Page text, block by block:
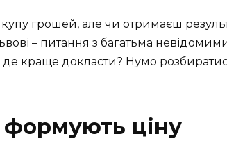
грошей, але чи отримаєш
– питання з багатьма
а де краще докласти? Нумо
формують ціну